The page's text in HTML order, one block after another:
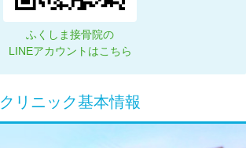
ふくしま接骨院の
LINEアカウントはこちら
クリニック基本情報